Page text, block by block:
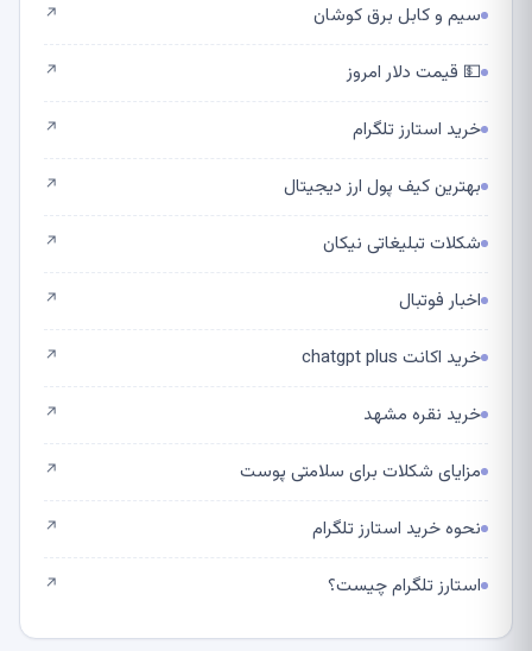
سیم و کابل برق کوشان ↗
💵 قیمت دلار امروز ↗
خرید استارز تلگرام ↗
بهترین کیف پول ارز دیجیتال ↗
شکلات تبلیغاتی نیکان ↗
اخبار فوتبال ↗
خرید اکانت chatgpt plus ↗
خرید نقره مشهد ↗
مزایای شکلات برای سلامتی پوست ↗
نحوه خرید استارز تلگرام ↗
استارز تلگرام چیست؟ ↗